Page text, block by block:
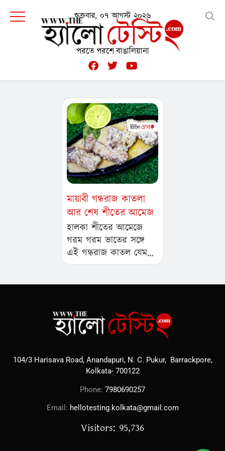
শুক্রবার, ০৭ আগস্ট ২০২৬
পরতে পরশে বাঙালিয়ানা
মায়াবী গন্ধরাজ কাতলা
আর শেষ শীতের আমেজ
হালকা শীতের আমেজে
গরম গরম ভাতের সঙ্গে
এই গন্ধরাজ কাতল যেমন
উপাদেয় তেমনই স্বাস্থ্যকর…
104/3 Harisava Road, Anandapuri, N. C. Pukur, Barrackpore,
Kolkata- 700122
Phone: 7980690257
Email: hellotesting.kolkata@gmail.com
Visitors: 95,736